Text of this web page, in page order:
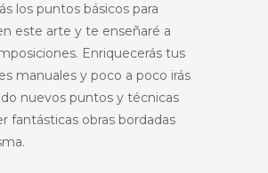
los puntos básicos para
este arte y te enseñaré a
Enriquecerás tus
manuales y poco a poco irás
nuevos puntos y técnicas
fantásticas obras bordadas